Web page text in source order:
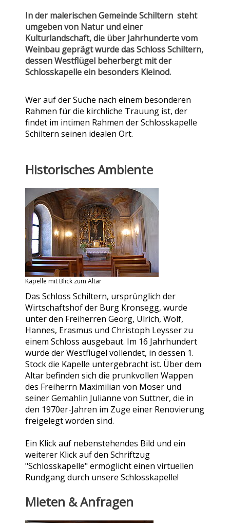
In der malerischen Gemeinde Schiltern steht
umgeben von Natur und einer
Kulturlandschaft, die über Jahrhunderte vom
Weinbau geprägt wurde das Schloss Schiltern,
dessen Westflügel beherbergt mit der
Schlosskapelle ein besonders Kleinod.
Wer auf der Suche nach einem besonderen
Rahmen für die kirchliche Trauung ist, der
findet im intimen Rahmen der Schlosskapelle
Schiltern seinen idealen Ort.
Historisches Ambiente
Kapelle mit Blick zum Altar
Das Schloss Schiltern, ursprünglich der
Wirtschaftshof der Burg Kronsegg, wurde
unter den Freiherren Georg, Ulrich, Wolf,
Hannes, Erasmus und Christoph Leysser zu
einem Schloss ausgebaut. Im 16 Jahrhundert
wurde der Westflügel vollendet, in dessen 1.
Stock die Kapelle untergebracht ist. Über dem
Altar befinden sich die prunkvollen Wappen
des Freiherrn Maximilian von Moser und
seiner Gemahlin Julianne von Suttner, die in
den 1970er-Jahren im Zuge einer Renovierung
freigelegt worden sind.
Ein Klick auf nebenstehendes Bild und ein
weiterer Klick auf den Schriftzug
"Schlosskapelle" ermöglicht einen virtuellen
Rundgang durch unsere Schlosskapelle!
Mieten & Anfragen